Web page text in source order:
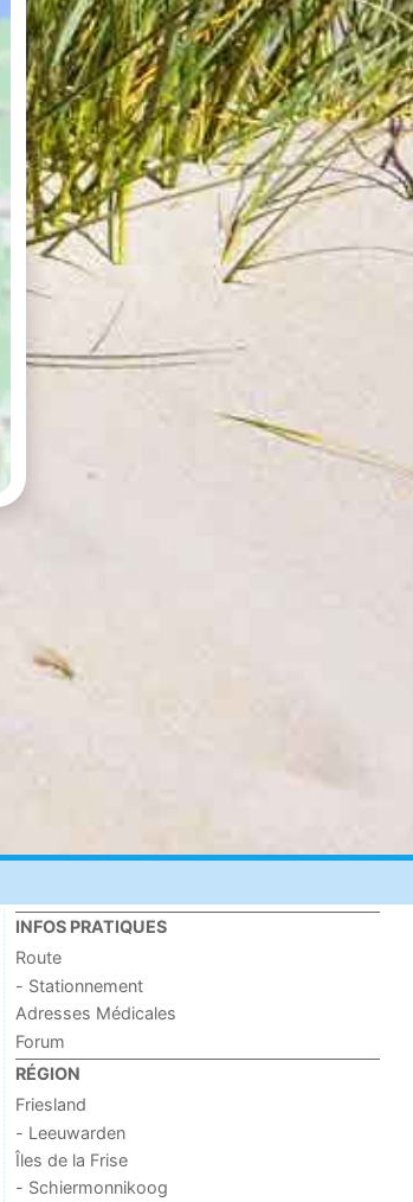
INFOS PRATIQUES
Route
- Stationnement
Adresses Médicales
Forum
RÉGION
Friesland
- Leeuwarden
Îles de la Frise
- Schiermonnikoog